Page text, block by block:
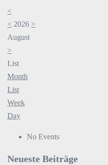
<
< 2026 >
August
>
List
Month
List
Week
Day
No Events
Neueste Beiträge